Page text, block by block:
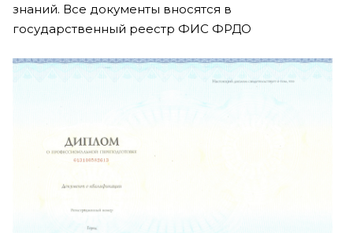
знаний. Все документы вносятся в
государственный реестр ФИС ФРДО